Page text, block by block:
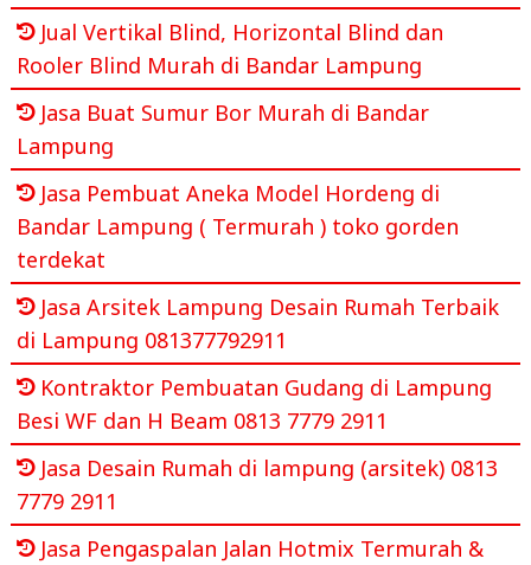
Jual Vertikal Blind, Horizontal Blind dan
Rooler Blind Murah di Bandar Lampung
Jasa Buat Sumur Bor Murah di Bandar
Lampung
Jasa Pembuat Aneka Model Hordeng di
Bandar Lampung ( Termurah ) toko gorden
terdekat
Jasa Arsitek Lampung Desain Rumah Terbaik
di Lampung 081377792911
Kontraktor Pembuatan Gudang di Lampung
Besi WF dan H Beam 0813 7779 2911
Jasa Desain Rumah di lampung (arsitek) 0813
7779 2911
Jasa Pengaspalan Jalan Hotmix Termurah &